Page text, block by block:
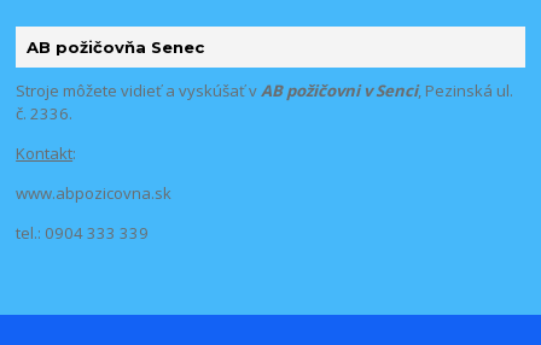
AB požičovňa Senec
Stroje môžete vidieť a vyskúšať vAB požičovni v Senci, Pezinská ul.
č. 2336.
Kontakt:
www.abpozicovna.sk
tel.: 0904 333 339